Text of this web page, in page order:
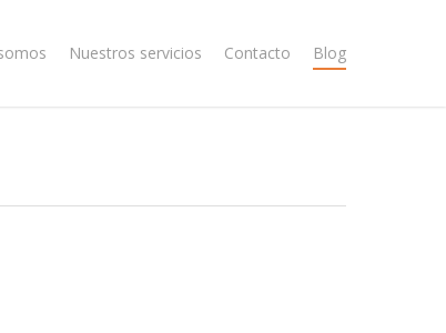
Nuestros servicios Contacto Blog